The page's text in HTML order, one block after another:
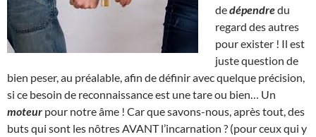
dedépendredu
regard des autres
pour exister ! Il est
juste question de
bien peser, au préalable, afin de définir avec quelque précision,
si ce besoin de reconnaissance est une tare ou bien… Un
moteur pour notre âme ! Car que savons-nous, après tout, des
buts qui sont les nôtres AVANT l’incarnation ? (pour ceux qui y